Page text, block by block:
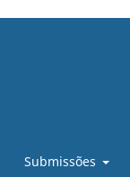
Submissões